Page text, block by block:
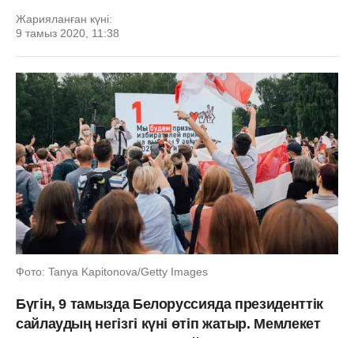
Жарияланған күні:
9 тамыз 2020, 11:38
Фото: Tanya Kapitonova/Getty Images
Бүгін, 9 тамызда Белоруссияда президенттік
сайлаудың негізгі күні өтіп жатыр. Мемлекет